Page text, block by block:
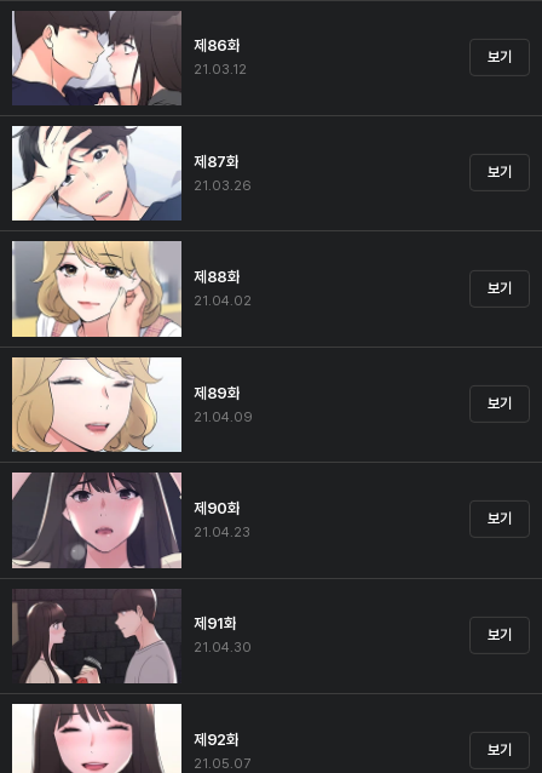
제86화
21.03.12
보기
제87화
21.03.26
보기
제88화
21.04.02
보기
제89화
21.04.09
보기
제90화
21.04.23
보기
제91화
21.04.30
보기
제92화
21.05.07
보기